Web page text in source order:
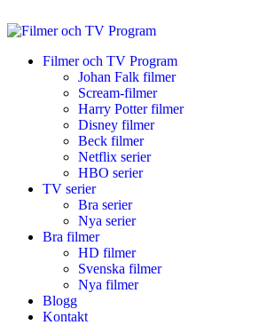
Filmer och TV Program
Johan Falk filmer
Scream-filmer
Harry Potter filmer
Disney filmer
Beck filmer
Netflix serier
HBO serier
TV serier
Bra serier
Nya serier
Bra filmer
HD filmer
Svenska filmer
Nya filmer
Blogg
Kontakt